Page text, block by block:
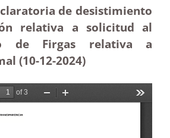
de desistimiento
relativa a solicitud al
de Firgas relativa a
(10-12-2024)